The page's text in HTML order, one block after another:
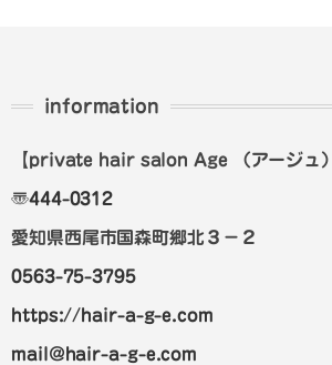
information
【private hair salon Age （アージュ）
〠444-0312
愛知県西尾市国森町郷北３－２
0563-75-3795
https://hair-a-g-e.com
mail@hair-a-g-e.com